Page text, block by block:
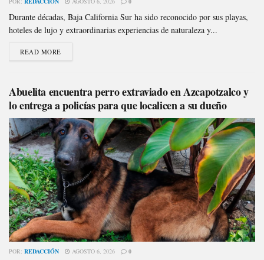
Durante décadas, Baja California Sur ha sido reconocido por sus playas,
hoteles de lujo y extraordinarias experiencias de naturaleza y...
READ MORE
Abuelita encuentra perro extraviado en Azcapotzalco y
lo entrega a policías para que localicen a su dueño
POR: REDACCIÓN AGOSTO 6, 2026 0